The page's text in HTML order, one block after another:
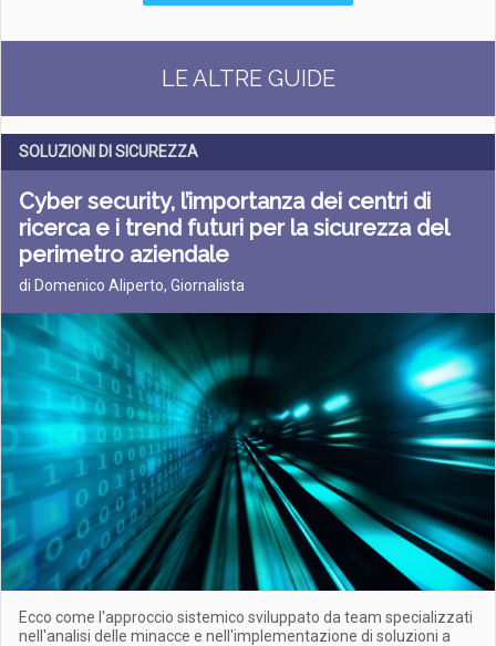
LE ALTRE GUIDE
SOLUZIONI DI SICUREZZA
Cyber security, l’importanza dei centri di
ricerca e i trend futuri per la sicurezza del
perimetro aziendale
di Domenico Aliperto, Giornalista
Ecco come l'approccio sistemico sviluppato da team specializzati
nell'analisi delle minacce e nell'implementazione di soluzioni a